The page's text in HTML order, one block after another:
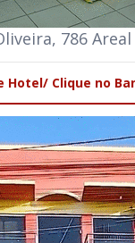
786 Areal
Hotel/ Clique no